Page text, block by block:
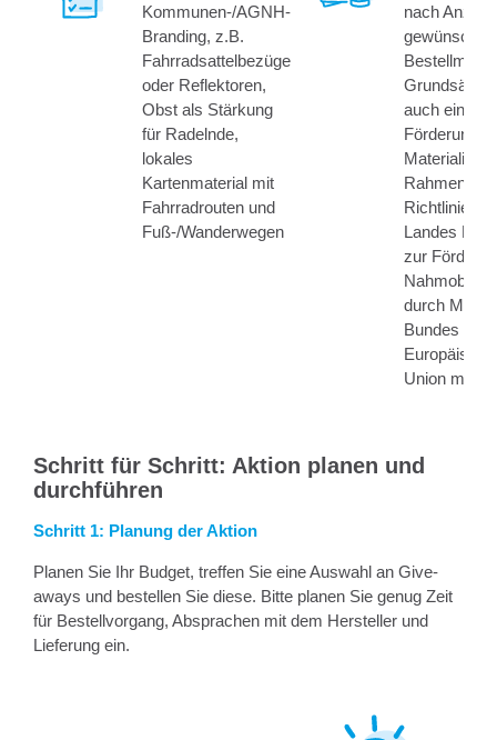
Kommunen-/AGNH-
Branding, z.B.
Fahrradsattelbezüge
oder Reflektoren,
Obst als Stärkung
für Radelnde,
lokales
Kartenmaterial mit
Fahrradrouten und
Fuß-/Wanderwegen
nach Anzahl
auch eine
Förderung
Materialien
Rahmen der
Richtlinie
Landes
zur
Nahmobilität,
durch Mittel
Bundes und
Union
Schritt für Schritt: Aktion planen und
durchführen
Schritt 1: Planung der Aktion
Planen Sie Ihr Budget, treffen Sie eine Auswahl an Give-
aways und bestellen Sie diese. Bitte planen Sie genug Zeit
für Bestellvorgang, Absprachen mit dem Hersteller und
Lieferung ein.